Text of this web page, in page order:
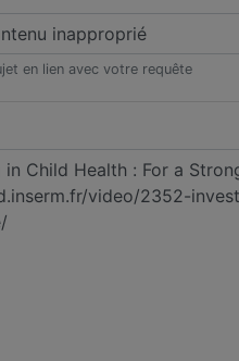
en lien avec votre requête